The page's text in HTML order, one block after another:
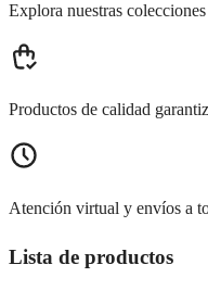
Explora nuestras
Productos de calidad
Atención virtual y envíos a
Lista de productos